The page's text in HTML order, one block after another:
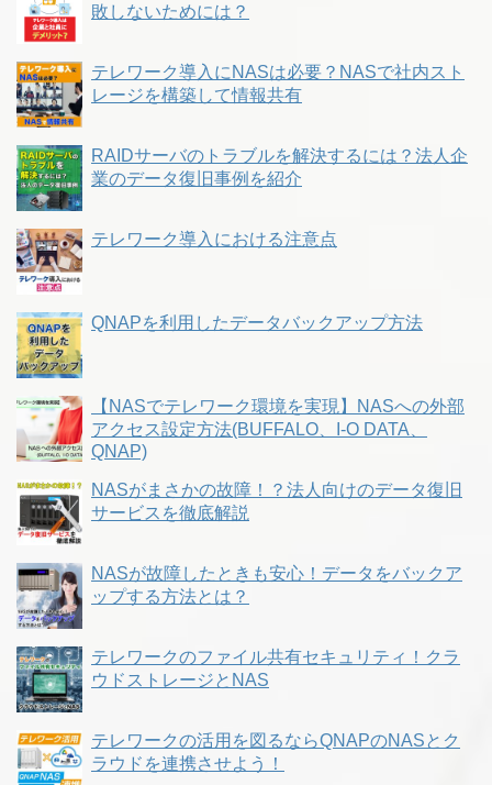
敗しないためには？
テレワーク導入にNASは必要？NASで社内スト
レージを構築して情報共有
RAIDサーバのトラブルを解決するには？法人企
業のデータ復旧事例を紹介
テレワーク導入における注意点
QNAPを利用したデータバックアップ方法
【NASでテレワーク環境を実現】NASへの外部
アクセス設定方法(BUFFALO、I-O DATA、
QNAP)
NASがまさかの故障！？法人向けのデータ復旧
サービスを徹底解説
NASが故障したときも安心！データをバックア
ップする方法とは？
テレワークのファイル共有セキュリティ！クラ
ウドストレージとNAS
テレワークの活用を図るならQNAPのNASとク
ラウドを連携させよう！